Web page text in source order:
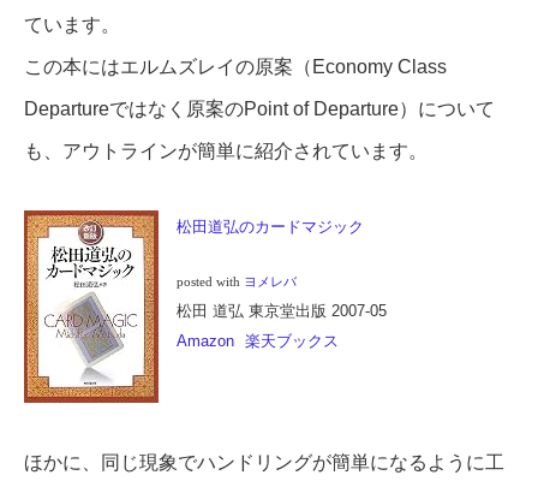
ています。
この本にはエルムズレイの原案（Economy Class
Departureではなく原案のPoint of Departure）について
も、アウトラインが簡単に紹介されています。
松田道弘のカードマジック
posted with ヨメレバ
松田 道弘 東京堂出版 2007-05
Amazon 楽天ブックス
ほかに、同じ現象でハンドリングが簡単になるように工